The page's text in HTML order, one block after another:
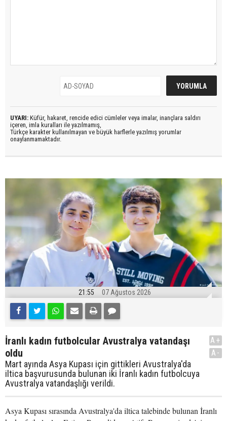
UYARI: Küfür, hakaret, rencide edici cümleler veya imalar, inançlara saldırı
içeren, imla kuralları ile yazılmamış,
Türkçe karakter kullanılmayan ve büyük harflerle yazılmış yorumlar
onaylanmamaktadır.
21:55 07 Ağustos 2026
İranlı kadın futbolcular Avustralya vatandaşı
oldu
Mart ayında Asya Kupası için gittikleri Avustralya'da
iltica başvurusunda bulunan iki İranlı kadın futbolcuya
Avustralya vatandaşlığı verildi.
A+
A-
Asya Kupası sırasında Avustralya'da iltica talebinde bulunan İranlı